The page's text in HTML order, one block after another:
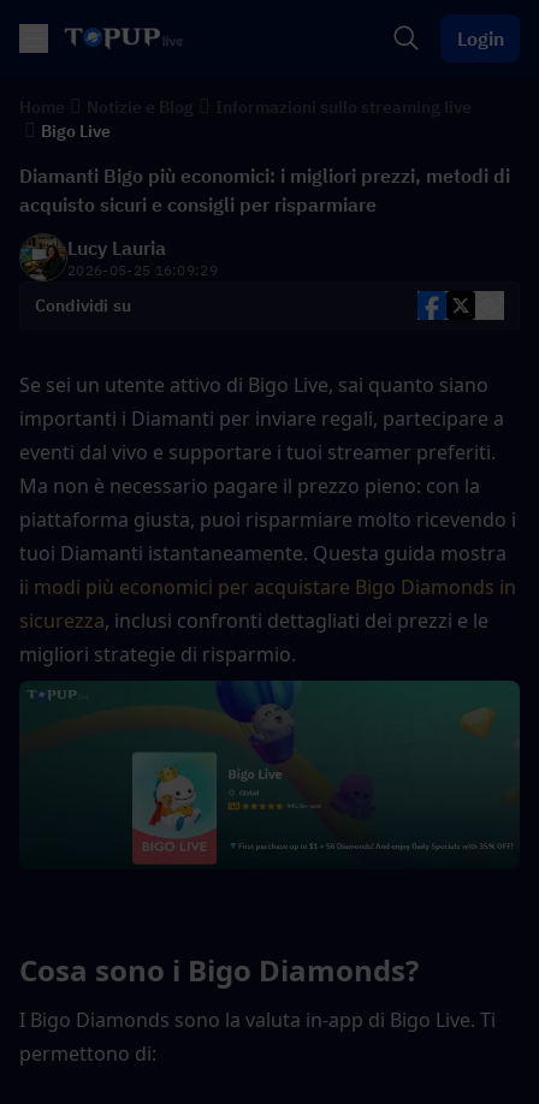
Login
Bigo Live
Diamanti Bigo più economici: i migliori prezzi, metodi di
acquisto sicuri e consigli per risparmiare
Lucy Lauria
2026-05-25 16:09:29
Condividi su
Se sei un utente attivo di Bigo Live, sai quanto siano
importanti i Diamanti per inviare regali, partecipare a
eventi dal vivo e supportare i tuoi streamer preferiti.
Ma non è necessario pagare il prezzo pieno: con la
piattaforma giusta, puoi risparmiare molto ricevendo i
tuoi Diamanti istantaneamente. Questa guida mostra
ii modi più economici per acquistare Bigo Diamonds in
sicurezza, inclusi confronti dettagliati dei prezzi e le
migliori strategie di risparmio.
Cosa sono i Bigo Diamonds?
I Bigo Diamonds sono la valuta in-app di Bigo Live. Ti
permettono di: